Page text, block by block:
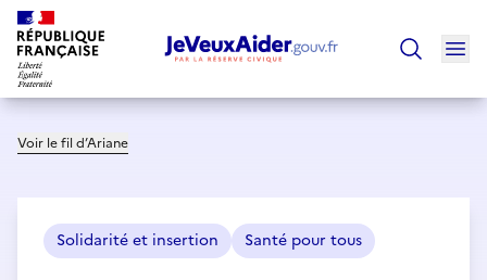
Voir le fil d’Ariane
Solidarité et insertion Santé pour tous